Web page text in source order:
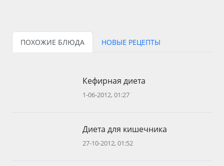
ПОХОЖИЕ БЛЮДА НОВЫЕ РЕЦЕПТЫ
Кефирная диета
1-06-2012, 01:27
Диета для кишечника
27-10-2012, 01:52